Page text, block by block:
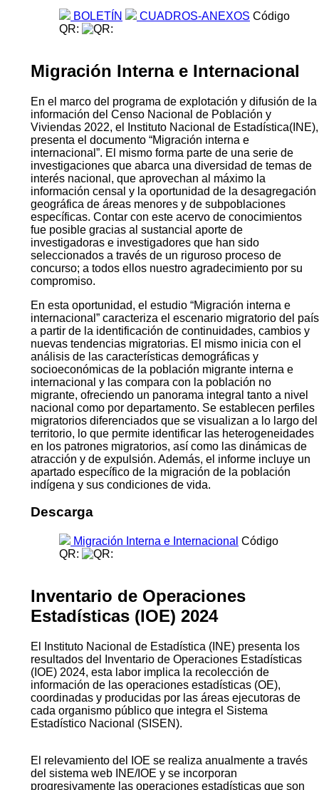
BOLETÍN CUADROS-ANEXOS Código
QR:
Migración Interna e Internacional
En el marco del programa de explotación y difusión de la
información del Censo Nacional de Población y
Viviendas 2022, el Instituto Nacional de Estadística(INE),
presenta el documento “Migración interna e
internacional”. El mismo forma parte de una serie de
investigaciones que abarca una diversidad de temas de
interés nacional, que aprovechan al máximo la
información censal y la oportunidad de la desagregación
geográfica de áreas menores y de subpoblaciones
específicas. Contar con este acervo de conocimientos
fue posible gracias al sustancial aporte de
investigadoras e investigadores que han sido
seleccionados a través de un riguroso proceso de
concurso; a todos ellos nuestro agradecimiento por su
compromiso.
En esta oportunidad, el estudio “Migración interna e
internacional” caracteriza el escenario migratorio del país
a partir de la identificación de continuidades, cambios y
nuevas tendencias migratorias. El mismo inicia con el
análisis de las características demográficas y
socioeconómicas de la población migrante interna e
internacional y las compara con la población no
migrante, ofreciendo un panorama integral tanto a nivel
nacional como por departamento. Se establecen perfiles
migratorios diferenciados que se visualizan a lo largo del
territorio, lo que permite identificar las heterogeneidades
en los patrones migratorios, así como las dinámicas de
atracción y de expulsión. Además, el informe incluye un
apartado específico de la migración de la población
indígena y sus condiciones de vida.
Descarga
Migración Interna e Internacional Código
QR:
Inventario de Operaciones
Estadísticas (IOE) 2024
El Instituto Nacional de Estadística (INE) presenta los
resultados del Inventario de Operaciones Estadísticas
(IOE) 2024, esta labor implica la recolección de
información de las operaciones estadísticas (OE),
coordinadas y producidas por las áreas ejecutoras de
cada organismo público que integra el Sistema
Estadístico Nacional (SISEN).
El relevamiento del IOE se realiza anualmente a través
del sistema web INE/IOE y se incorporan
progresivamente las operaciones estadísticas que son